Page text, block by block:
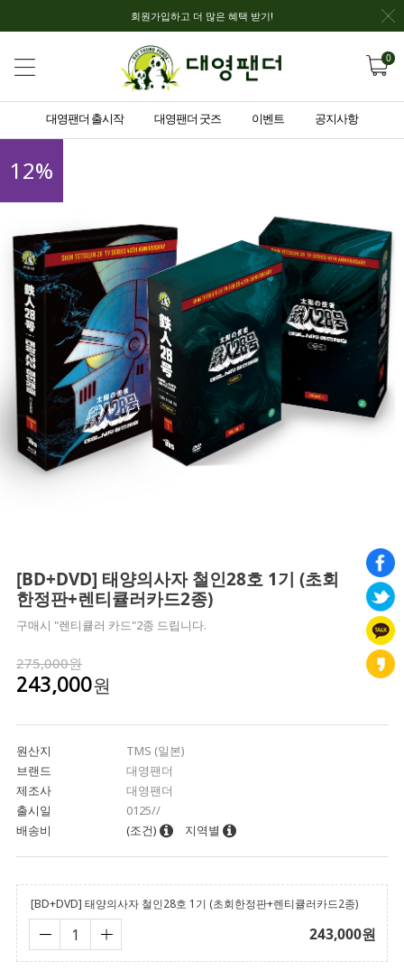
회원가입하고 더 많은 혜택 받기!
0
대영팬더 출시작 대영팬더 굿즈 이벤트 공지사항
12%
[BD+DVD] 태양의사자 철인28호 1기 (초회
한정판+렌티큘러카드2종)
구매시 "렌티큘러 카드"2종 드립니다.
275,000원
243,000원
원산지
TMS (일본)
브랜드
대영팬더
제조사
대영팬더
출시일
0125//
배송비
(조건) 지역별
[BD+DVD] 태양의사자 철인28호 1기 (초회한정판+렌티큘러카드2종)
243,000원